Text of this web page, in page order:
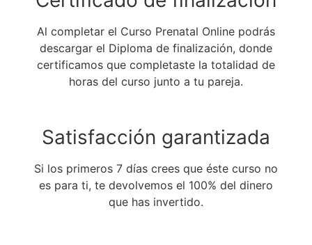
Al completar el Curso Prenatal Online podrás
descargar el Diploma de finalización, donde
certificamos que completaste la totalidad de
horas del curso junto a tu pareja.
Satisfacción garantizada
Si los primeros 7 días crees que éste curso no
es para ti, te devolvemos el 100% del dinero
que has invertido.